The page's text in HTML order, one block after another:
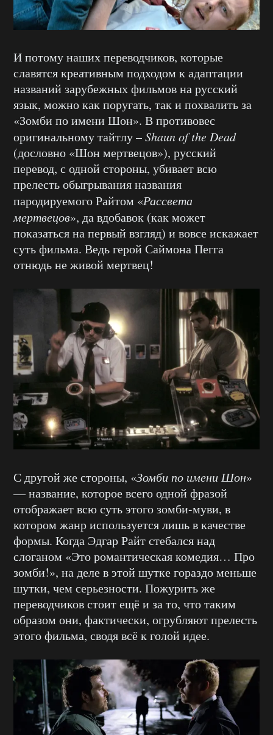
И потому наших переводчиков, которые
славятся креативным подходом к адаптации
названий зарубежных фильмов на русский
язык, можно как поругать, так и похвалить за
«Зомби по имени Шон». В противовес
оригинальному тайтлу –Shaun of the Dead
(дословно «Шон мертвецов»), русский
перевод, с одной стороны, убивает всю
прелесть обыгрывания названия
пародируемого Райтом «Рассвета
мертвецов», да вдобавок (как может
показаться на первый взгляд) и вовсе искажает
суть фильма. Ведь герой Саймона Пегга
отнюдь не живой мертвец!
С другой же стороны, «Зомби по имени Шон»
— название, которое всего одной фразой
отображает всю суть этого зомби-муви, в
котором жанр используется лишь в качестве
формы. Когда Эдгар Райт стебался над
слоганом «Это романтическая комедия… Про
зомби!», на деле в этой шутке гораздо меньше
шутки, чем серьезности. Пожурить же
переводчиков стоит ещё и за то, что таким
образом они, фактически, огрубляют прелесть
этого фильма, сводя всё к голой идее.